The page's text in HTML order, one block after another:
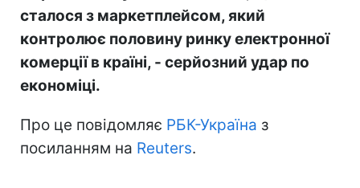
сталося з маркетплейсом, який
контролює половину ринку електронної
комерції в країні, - серйозний удар по
економіці.
Про це повідомляє РБК-Україна з
посиланням на Reuters.